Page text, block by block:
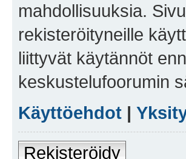
mahdollisuuksia.
rekisteröityneille
liittyvät käytännöt
keskustelufoorumin
Käyttöehdot |
Rekisteröidy